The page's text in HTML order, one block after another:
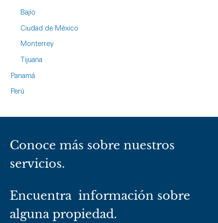
Bajío
Ciudad de México
Monterrey
Tijuana
Panamá
Perú
Conoce más sobre nuestros
servicios.
Encuentra información sobre
alguna propiedad.